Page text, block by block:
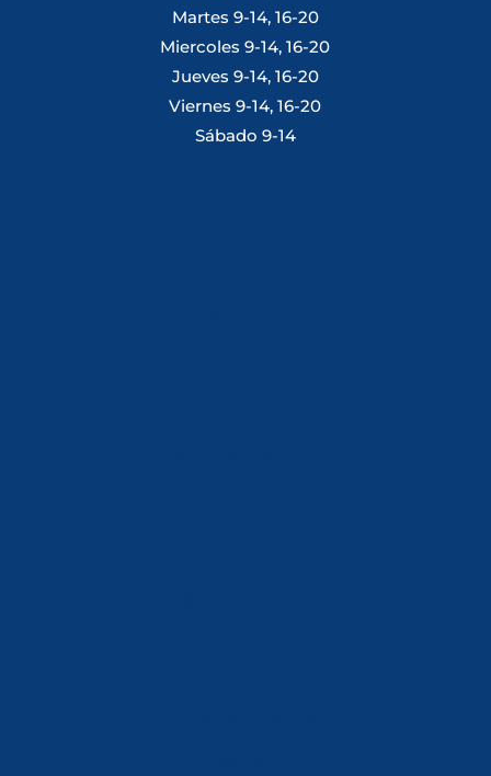
Martes 9-14, 16-20
Miercoles 9-14, 16-20
Jueves 9-14, 16-20
Viernes 9-14, 16-20
Sábado 9-14